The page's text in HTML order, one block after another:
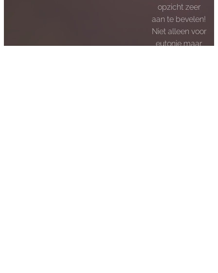
opzicht zeer
aan te bevelen!
Niet alleen voor
eutonie maar